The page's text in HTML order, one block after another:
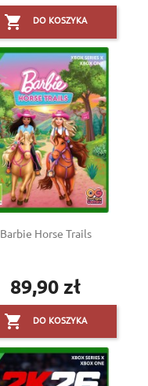
 DO KOSZYKA
Barbie Horse Trails
Cena
89,90 zł
 DO KOSZYKA